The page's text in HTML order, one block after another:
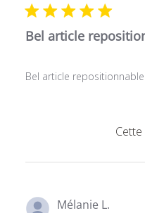
Bel article
Bel article repositionnable
Mélanie L.